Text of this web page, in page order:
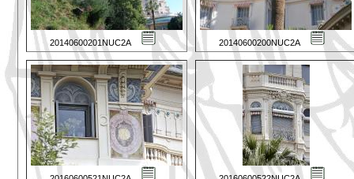
20140600201NUC2A 20140600200NUC2A